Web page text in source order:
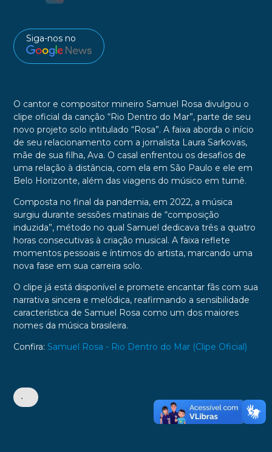
Siga-nos no
O cantor e compositor mineiro Samuel Rosa divulgou o
clipe oficial da canção “Rio Dentro do Mar”, parte de seu
novo projeto solo intitulado “Rosa”. A faixa aborda o início
de seu relacionamento com a jornalista Laura Sarkovas,
mãe de sua filha, Ava. O casal enfrentou os desafios de
uma relação à distância, com ela em São Paulo e ele em
Belo Horizonte, além das viagens do músico em turnê.
Composta no final da pandemia, em 2022, a música
surgiu durante sessões matinais de “composição
induzida”, método no qual Samuel dedicava três a quatro
horas consecutivas à criação musical. A faixa reflete
momentos pessoais e íntimos do artista, marcando uma
nova fase em sua carreira solo.
O clipe já está disponível e promete encantar fãs com sua
narrativa sincera e melódica, reafirmando a sensibilidade
característica de Samuel Rosa como um dos maiores
nomes da música brasileira.
Confira: Samuel Rosa - Rio Dentro do Mar (Clipe Oficial)
•